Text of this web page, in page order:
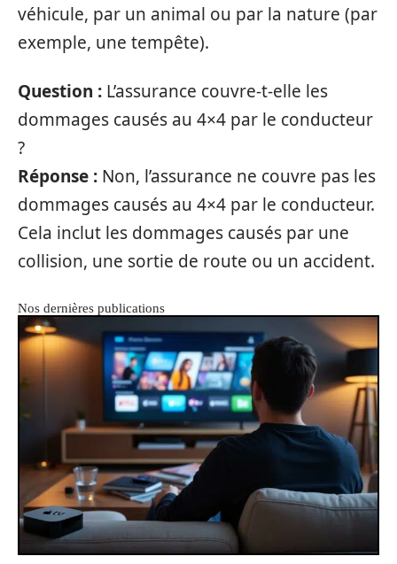
véhicule, par un animal ou par la nature (par
exemple, une tempête).
Question : L’assurance couvre-t-elle les
dommages causés au 4×4 par le conducteur
?
Réponse : Non, l’assurance ne couvre pas les
dommages causés au 4×4 par le conducteur.
Cela inclut les dommages causés par une
collision, une sortie de route ou un accident.
Nos dernières publications